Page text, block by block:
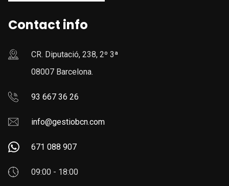
Contact info
CR. Diputació, 238, 2º 3ª
08007 Barcelona.
93 667 36 26
info@gestiobcn.com
671 088 907
09:00 - 18:00